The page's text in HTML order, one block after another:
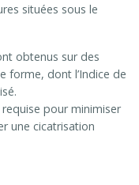
situées sous le
obtenus sur des
forme, dont l’Indice de
.
pour minimiser
une cicatrisation